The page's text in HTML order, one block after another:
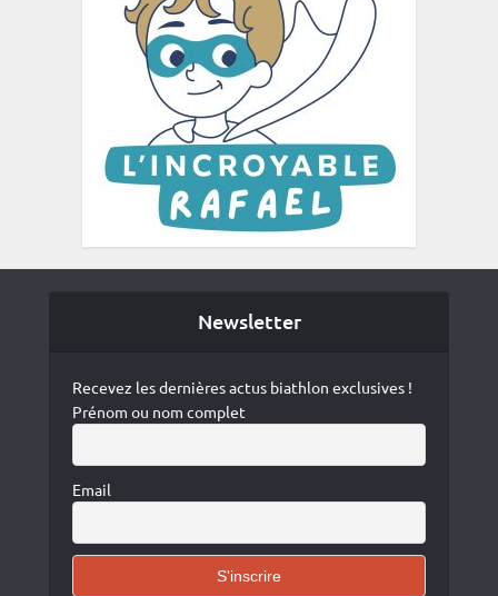
Newsletter
Recevez les dernières actus biathlon exclusives !
Prénom ou nom complet
Email